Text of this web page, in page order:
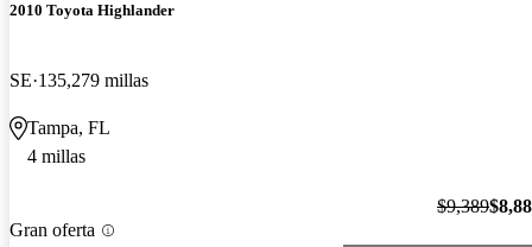
2010 Toyota Highlander
SE 135,279 millas
Tampa, FL
4 millas
Gran oferta
$9,389